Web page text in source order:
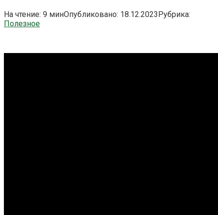
На чтение: 9 минОпубликовано: 18.12.2023Рубрика:
Полезное